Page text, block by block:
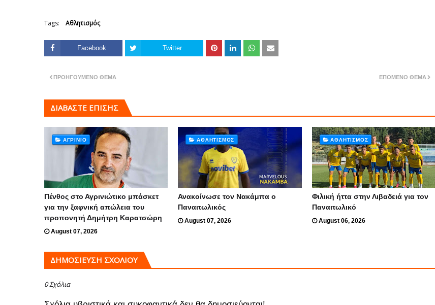
Tags: Αθλητισμός
Facebook Twitter
ΕΠΌΜΕΝΟ ΘΈΜΑ
ΠΡΟΗΓΟΎΜΕΝΟ ΘΈΜΑ
ΔΙΑΒΑΣΤΕ ΕΠΙΣΗΣ
ΑΓΡΊΝΙΟ
Πένθος στο Αγρινιώτικο μπάσκετ
για την ξαφνική απώλεια του
προπονητή Δημήτρη Καρατσώρη
August 07, 2026
ΑΘΛΗΤΙΣΜΌΣ
Ανακοίνωσε τον Νακάμπα ο
Παναιτωλικός
August 07, 2026
ΑΘΛΗΤΙΣΜΌΣ
Φιλική ήττα στην Λιβαδειά για τον
Παναιτωλικό
August 06, 2026
ΔΗΜΟΣΊΕΥΣΗ ΣΧΟΛΊΟΥ
0 Σχόλια